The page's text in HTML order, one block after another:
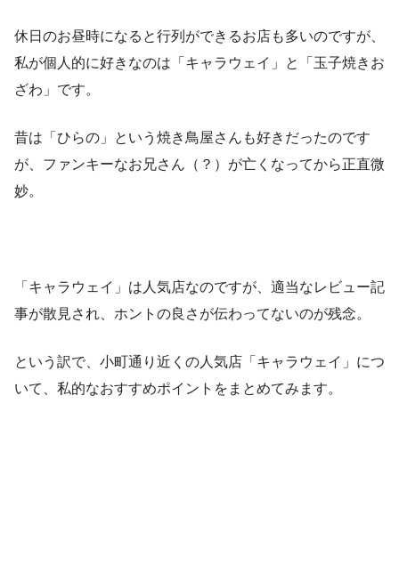
休日のお昼時になると行列ができるお店も多いのですが、
私が個人的に好きなのは「キャラウェイ」と「玉子焼きお
ざわ」です。
昔は「ひらの」という焼き鳥屋さんも好きだったのです
が、ファンキーなお兄さん（？）が亡くなってから正直微
妙。
「キャラウェイ」は人気店なのですが、適当なレビュー記
事が散見され、ホントの良さが伝わってないのが残念。
という訳で、小町通り近くの人気店「キャラウェイ」につ
いて、私的なおすすめポイントをまとめてみます。